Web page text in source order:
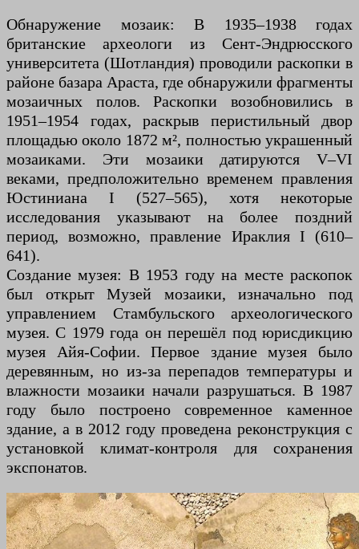
Обнаружение мозаик: В 1935–1938 годах
британские археологи из Сент-Эндрюсского
университета (Шотландия) проводили раскопки в
районе базара Араста, где обнаружили фрагменты
мозаичных полов. Раскопки возобновились в
1951–1954 годах, раскрыв перистильный двор
площадью около 1872 м², полностью украшенный
мозаиками. Эти мозаики датируются V–VI
веками, предположительно временем правления
Юстиниана I (527–565), хотя некоторые
исследования указывают на более поздний
период, возможно, правление Ираклия I (610–
641).
Создание музея: В 1953 году на месте раскопок
был открыт Музей мозаики, изначально под
управлением Стамбульского археологического
музея. С 1979 года он перешёл под юрисдикцию
музея Айя-Софии. Первое здание музея было
деревянным, но из-за перепадов температуры и
влажности мозаики начали разрушаться. В 1987
году было построено современное каменное
здание, а в 2012 году проведена реконструкция с
установкой климат-контроля для сохранения
экспонатов.